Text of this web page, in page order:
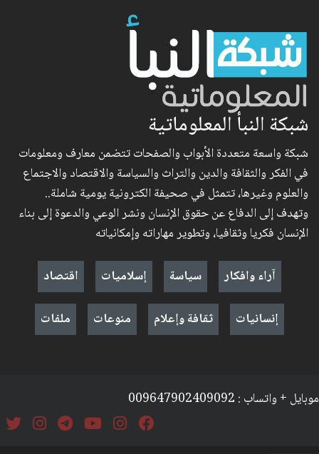
شبكة النبأ المعلوماتية
شبكة واسعة متعددة الأبواب والصفحات تتضمن معارف ومعلومات
في الفكر والثقافة والدين والتراث والسياسة والاقتصاد والاجتماع
والعلوم وغيرها، تتمثل في صحيفة الكترونية يومية شاملة..
وتهدف إلى الدفاع عن حقوق الإنسان ونشر الوعي والدعوة إلى بناء
الإنسان فكريا وثقافيا، وتطوير مهاراته وإمكانياته
آراء وافكار
سياسة إسلاميات
اقتصاد
إنسانيات
ثقافة وإعلام منوعات ملفات
موبايل + واتساب : 009647902409092